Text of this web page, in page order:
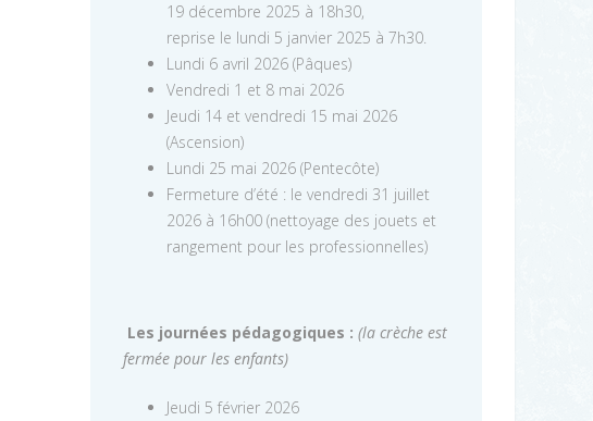
19 décembre 2025 à 18h30,
reprise le lundi 5 janvier 2025 à 7h30.
Lundi 6 avril 2026 (Pâques)
Vendredi 1 et 8 mai 2026
Jeudi 14 et vendredi 15 mai 2026
(Ascension)
Lundi 25 mai 2026 (Pentecôte)
Fermeture d’été : le vendredi 31 juillet
2026 à 16h00 (nettoyage des jouets et
rangement pour les professionnelles)
Les journées pédagogiques : (la crèche est
fermée pour les enfants)
Jeudi 5 février 2026